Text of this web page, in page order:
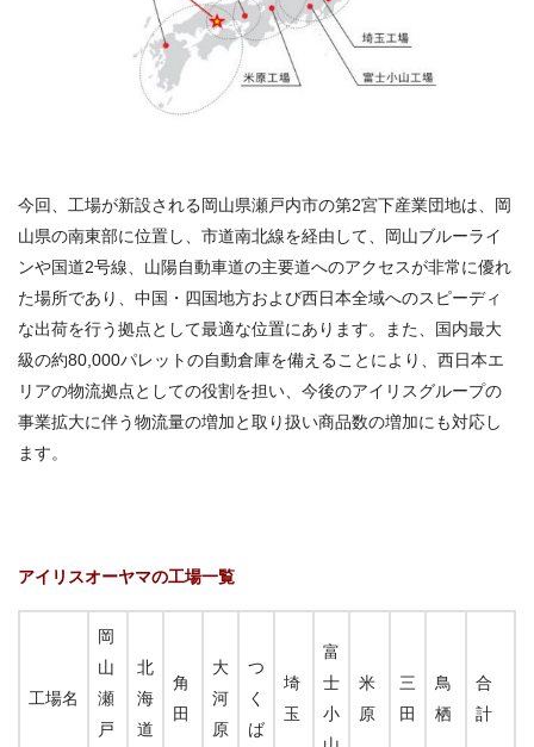
今回、工場が新設される岡山県瀬戸内市の第2宮下産業団地は、岡
山県の南東部に位置し、市道南北線を経由して、岡山ブルーライ
ンや国道2号線、山陽自動車道の主要道へのアクセスが非常に優れ
た場所であり、中国・四国地方および西日本全域へのスピーディ
な出荷を行う拠点として最適な位置にあります。また、国内最大
級の約80,000パレットの自動倉庫を備えることにより、西日本エ
リアの物流拠点としての役割を担い、今後のアイリスグループの
事業拡大に伴う物流量の増加と取り扱い商品数の増加にも対応し
ます。
アイリスオーヤマの工場一覧
工場名
岡
山
瀬
戸
北
海
道
角
田
大
河
原
つ
く
ば
埼
玉
富
士
小
米
原
三
田
鳥
栖
合
計